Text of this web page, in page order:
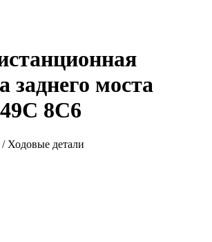
заднего моста
8C6
Ходовые детали